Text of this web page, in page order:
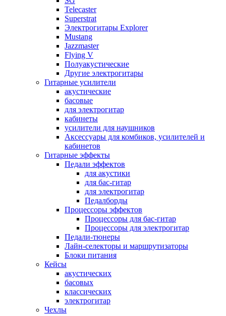
Telecaster
Superstrat
Электрогитары Explorer
Mustang
Jazzmaster
Flying V
Полуакустические
Другие электрогитары
Гитарные усилители
акустические
басовые
для электрогитар
кабинеты
усилители для наушников
Аксессуары для комбиков, усилителей и
кабинетов
Гитарные эффекты
Педали эффектов
для акустики
для бас-гитар
для электрогитар
Педалборды
Процессоры эффектов
Процессоры для бас-гитар
Процессоры для электрогитар
Педали-тюнеры
Лайн-селекторы и маршрутизаторы
Блоки питания
Кейсы
акустических
басовых
классических
электрогитар
Чехлы